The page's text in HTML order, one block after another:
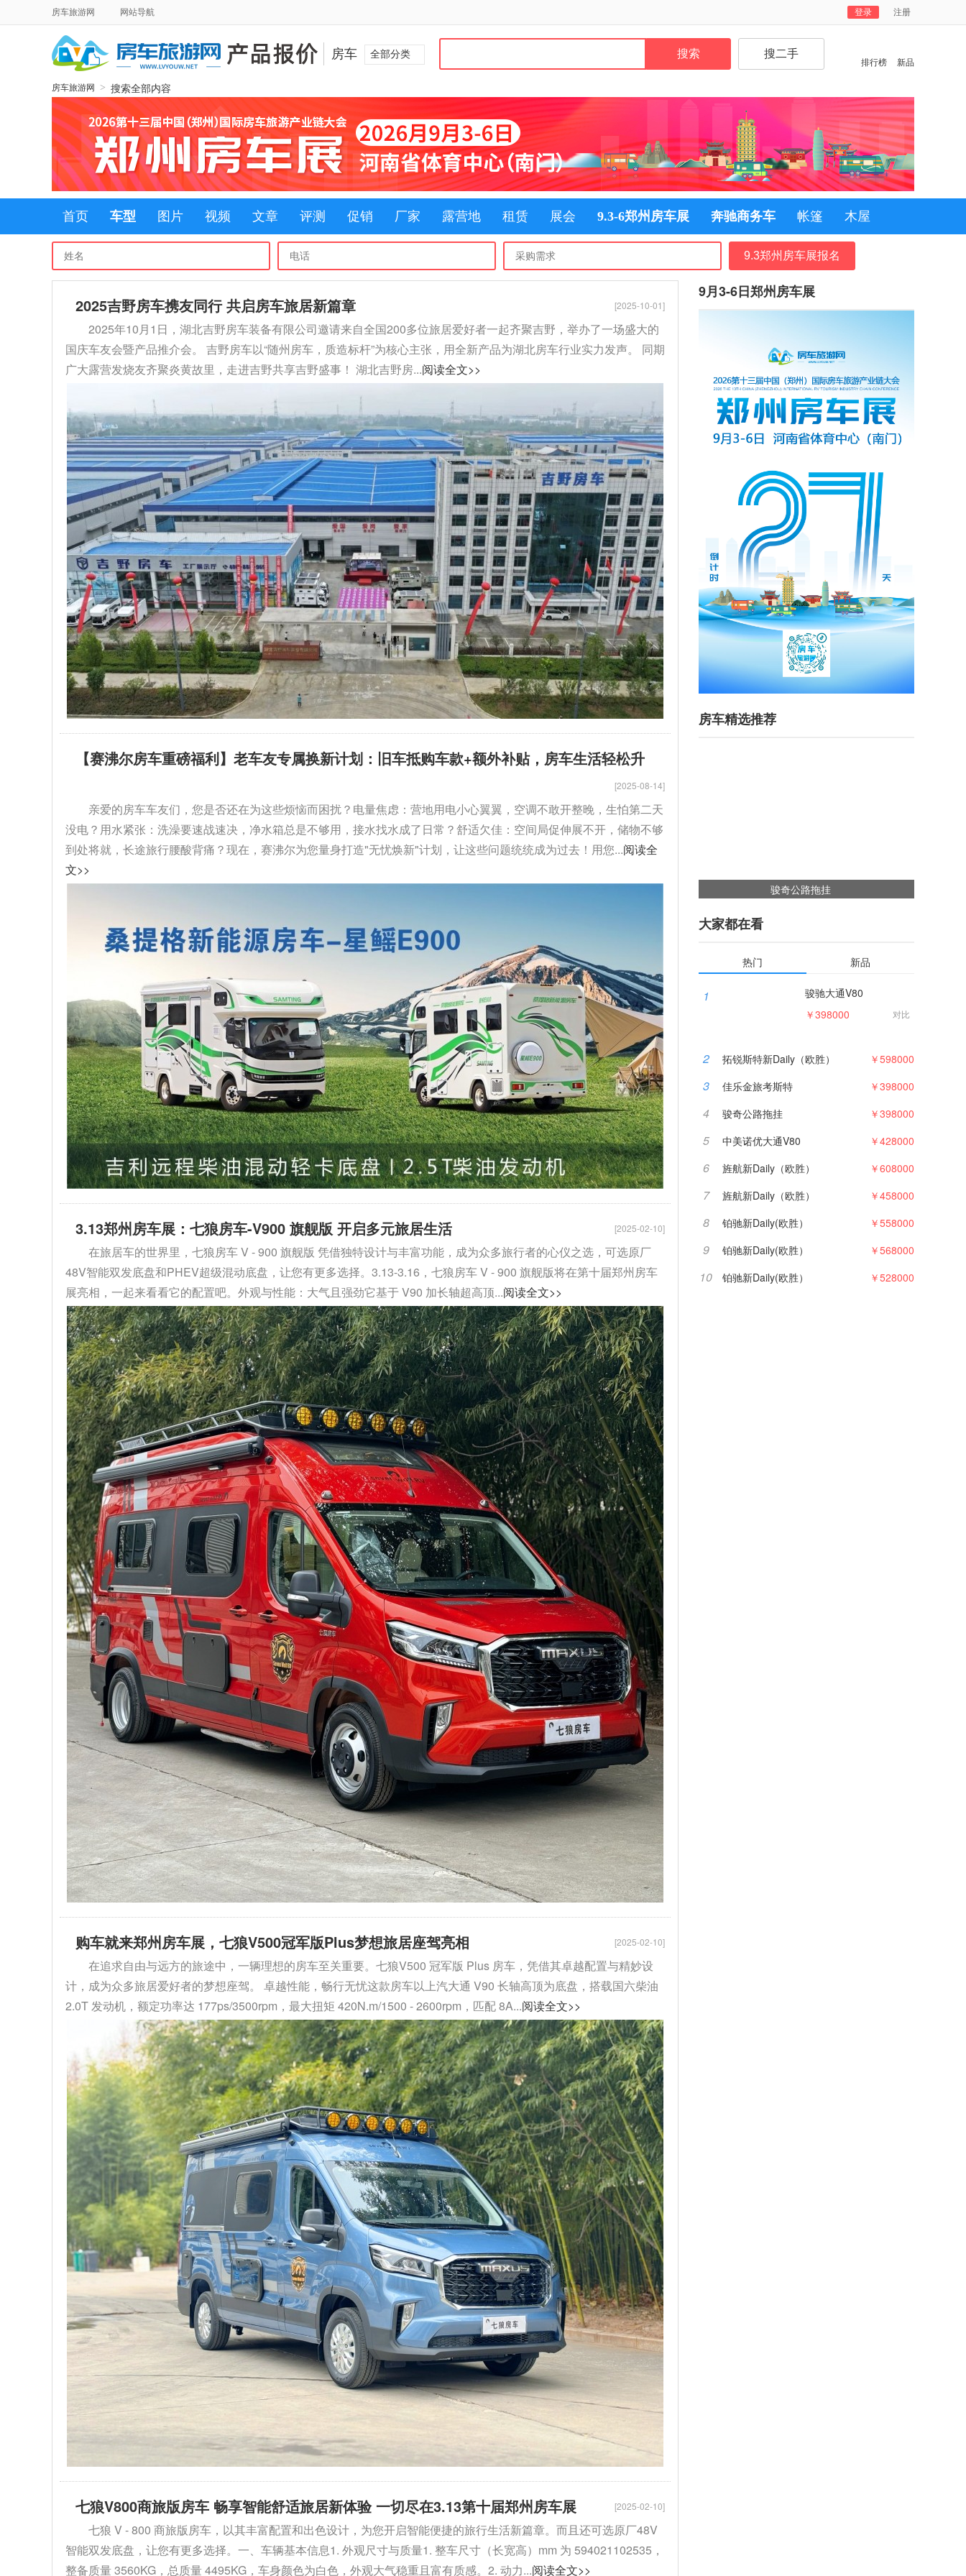
注册
登录
房车旅游网 网站导航
排行榜 新品
房车 全部分类
房车旅游网 > 搜索全部内容
首页 车型 图片 视频 文章 评测 促销 厂家 露营地 租赁 展会 9.3-6郑州房车展 奔驰商务车 帐篷 木屋
9.3郑州房车展报名
2025吉野房车携友同行 共启房车旅居新篇章 [2025-10-01]
2025年10月1日，湖北吉野房车装备有限公司邀请来自全国200多位旅居爱好者一起齐聚吉野，举办了一场盛大的
国庆车友会暨产品推介会。 吉野房车以“随州房车，质造标杆”为核心主张，用全新产品为湖北房车行业实力发声。 同期
广大露营发烧友齐聚炎黄故里，走进吉野共享吉野盛事！ 湖北吉野房...阅读全文>>
【赛沸尔房车重磅福利】老车友专属换新计划：旧车抵购车款+额外补贴，房车生活轻松升
[2025-08-14]
亲爱的房车车友们，您是否还在为这些烦恼而困扰？电量焦虑：营地用电小心翼翼，空调不敢开整晚，生怕第二天
没电？用水紧张：洗澡要速战速决，净水箱总是不够用，接水找水成了日常？舒适欠佳：空间局促伸展不开，储物不够
到处将就，长途旅行腰酸背痛？现在，赛沸尔为您量身打造"无忧焕新"计划，让这些问题统统成为过去！用您...阅读全
文>>
3.13郑州房车展：七狼房车-V900 旗舰版 开启多元旅居生活 [2025-02-10]
在旅居车的世界里，七狼房车 V - 900 旗舰版 凭借独特设计与丰富功能，成为众多旅行者的心仪之选，可选原厂
48V智能双发底盘和PHEV超级混动底盘，让您有更多选择。3.13-3.16，七狼房车 V - 900 旗舰版将在第十届郑州房车
展亮相，一起来看看它的配置吧。外观与性能：大气且强劲它基于 V90 加长轴超高顶...阅读全文>>
购车就来郑州房车展，七狼V500冠军版Plus梦想旅居座驾亮相 [2025-02-10]
在追求自由与远方的旅途中，一辆理想的房车至关重要。七狼V500 冠军版 Plus 房车，凭借其卓越配置与精妙设
计，成为众多旅居爱好者的梦想座驾。 卓越性能，畅行无忧这款房车以上汽大通 V90 长轴高顶为底盘，搭载国六柴油
2.0T 发动机，额定功率达 177ps/3500rpm，最大扭矩 420N.m/1500 - 2600rpm，匹配 8A...阅读全文>>
七狼V800商旅版房车 畅享智能舒适旅居新体验 一切尽在3.13第十届郑州房车展 [2025-02-10]
七狼 V - 800 商旅版房车，以其丰富配置和出色设计，为您开启智能便捷的旅行生活新篇章。而且还可选原厂48V
智能双发底盘，让您有更多选择。一、车辆基本信息1. 外观尺寸与质量1. 整车尺寸（长宽高）mm 为 594021102535，
整备质量 3560KG，总质量 4495KG，车身颜色为白色，外观大气稳重且富有质感。2. 动力...阅读全文>>
9月3-6日郑州房车展
房车精选推荐
中美诺优大通V80
大家都在看
热门 新品
1 骏驰大通V80
对比
￥398000
2 拓锐斯特新Daily（欧胜） ￥598000
3 佳乐金旅考斯特 ￥398000
4 骏奇公路拖挂 ￥398000
5 中美诺优大通V80 ￥428000
6 旌航新Daily（欧胜） ￥608000
7 旌航新Daily（欧胜） ￥458000
8 铂驰新Daily(欧胜） ￥558000
9 铂驰新Daily(欧胜） ￥568000
10 铂驰新Daily(欧胜） ￥528000